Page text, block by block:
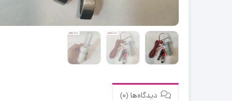
دیدگاه‌ها (0)